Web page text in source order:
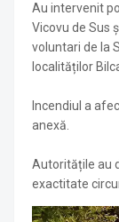
Au intervenit
Vicovu de Sus
voluntari de la
localităților
Incendiul a
anexă.
Autoritățile au
exactitate